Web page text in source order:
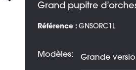
Grand pupitre
Référence : GNSORC1L
Modèles: